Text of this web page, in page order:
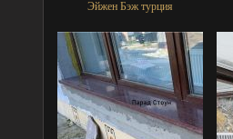
Эйжен Бэж турция